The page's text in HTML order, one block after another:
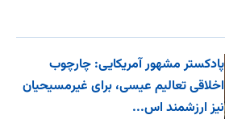
پادکستر مشهور آمریکایی: چارچوب
اخلاقی تعالیم عیسی، برای غیرمسیحیان
نیز ارزشمند اس...